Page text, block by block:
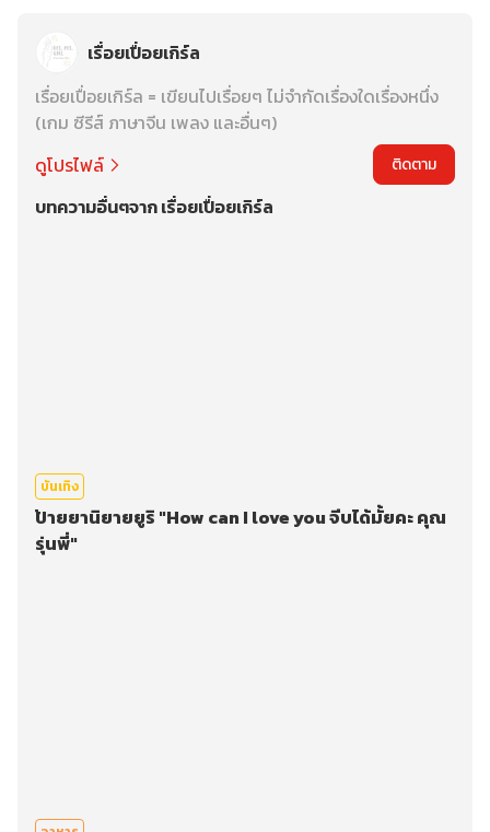
เรื่อยเปื่อยเกิร์ล
เรื่อยเปื่อยเกิร์ล = เขียนไปเรื่อยๆ ไม่จำกัดเรื่องใดเรื่องหนึ่ง
(เกม ซีรีส์ ภาษาจีน เพลง และอื่นๆ)
ดูโปรไฟล์
ติดตาม
บทความอื่นๆจาก เรื่อยเปื่อยเกิร์ล
บันเทิง
ป้ายยานิยายยูริ "How can I love you จีบได้มั้ยคะ คุณ
รุ่นพี่"